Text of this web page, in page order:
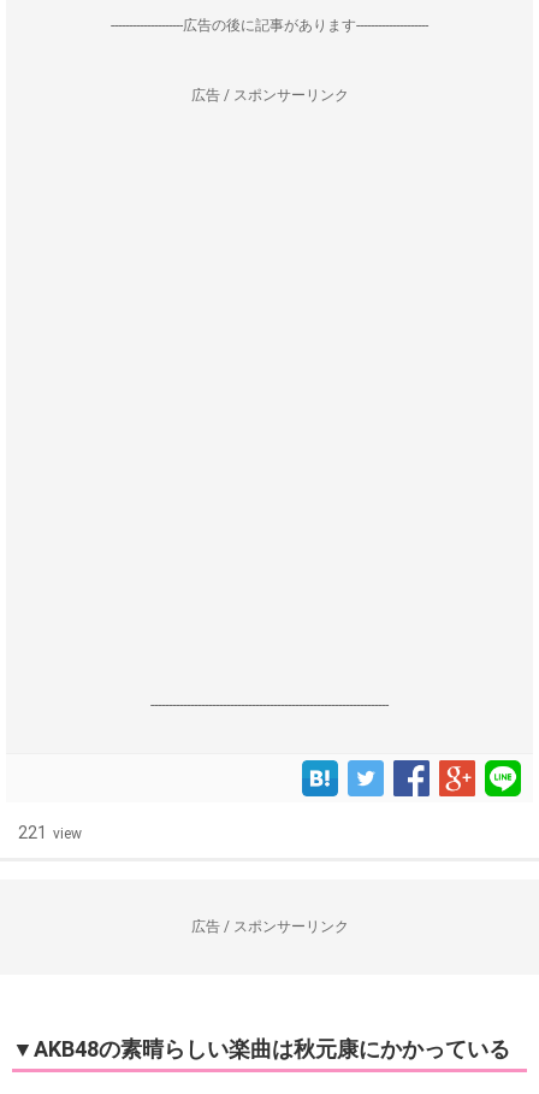
--------------------広告の後に記事があります--------------------
広告 / スポンサーリンク
------------------------------------------------------------------
221 view
広告 / スポンサーリンク
▼AKB48の素晴らしい楽曲は秋元康にかかっている